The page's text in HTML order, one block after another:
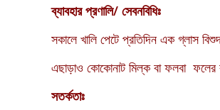
ব্যাবহার প্রণালি/ সেবনবিধিঃ
সকালে খালি পেটে প্রতিদিন এক গ্লাস
এছাড়াও কোকোনাট মিল্ক বা ফলবা ফলের
সতর্কতাঃ